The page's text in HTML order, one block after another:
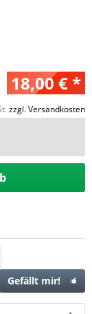
18,00 € *
zzgl. Versandkosten
Gefällt mir!